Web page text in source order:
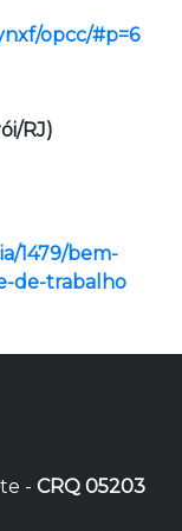
opcc/#p=6
RJ)
1479/bem-
de-trabalho
- CRQ 05203